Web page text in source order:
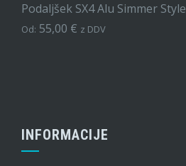
Podaljšek SX4 Alu Simmer Style
Od: 55,00 € z DDV
INFORMACIJE